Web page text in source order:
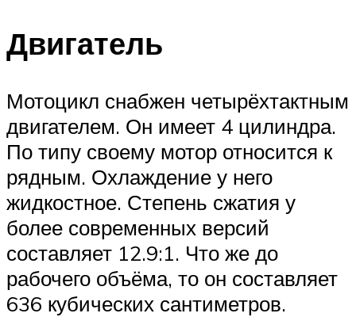
Двигатель
Мотоцикл снабжен четырёхтактным
двигателем. Он имеет 4 цилиндра.
По типу своему мотор относится к
рядным. Охлаждение у него
жидкостное. Степень сжатия у
более современных версий
составляет 12.9:1. Что же до
рабочего объёма, то он составляет
636 кубических сантиметров.